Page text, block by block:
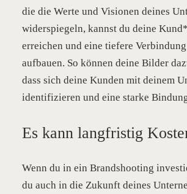
die die Werte und Visionen deines
widerspiegeln, kannst du deine
erreichen und eine tiefere
aufbauen. So können deine Bilder
dass sich deine Kunden mit deinem
identifizieren und eine starke
Es kann langfristig
Wenn du in ein Brandshooting
du auch in die Zukunft deines